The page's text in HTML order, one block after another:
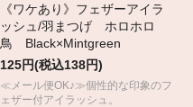
《ワケあり》フェザーアイラ
ッシュ/羽まつげ ホロホロ
鳥 Black×Mintgreen
125円(税込138円)
≪メール便OK♪≫個性的な印象のフ
ェザー付アイラッシュ。